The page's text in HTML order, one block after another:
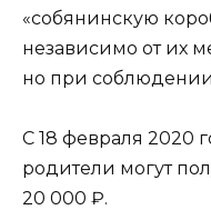
«собянинскую
независимо от их
но при
С 18 февраля 2020
родители могут
20 000 ₽.